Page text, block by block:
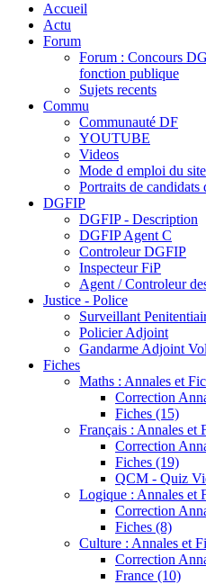
Accueil
Actu
Forum
Forum : Concours
fonction publique
Sujets recents
Commu
Communauté DF
YOUTUBE
Videos
Mode d emploi du site
Portraits de
DGFIP
DGFIP - Description
DGFIP Agent C
Controleur DGFIP
Inspecteur FiP
Agent / Controleur
Justice - Police
Surveillant
Policier Adjoint
Gandarme Adjoint
Fiches
Maths : Annales et
Correction
Fiches (15)
Français : Annales et
Correction
Fiches (19)
QCM - Quiz
Logique : Annales et
Correction
Fiches (8)
Culture : Annales et
Correction
France (10)